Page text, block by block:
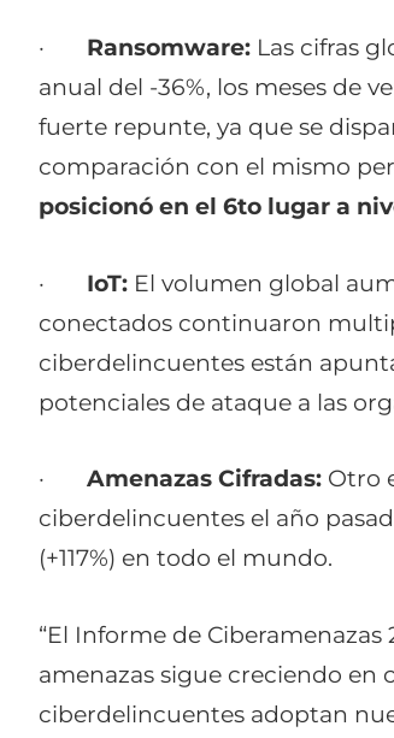
· Ransomware: Las cifras
anual del -36%, los meses de
fuerte repunte, ya que se
comparación con el mismo
posicionó en el 6to lugar a
· IoT: El volumen global
conectados continuaron
ciberdelincuentes están
potenciales de ataque a las
· Amenazas Cifradas: Otro
ciberdelincuentes el año
(+117%) en todo el mundo.
“El Informe de
amenazas sigue creciendo
ciberdelincuentes adoptan